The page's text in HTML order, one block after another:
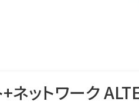
ネットワーク